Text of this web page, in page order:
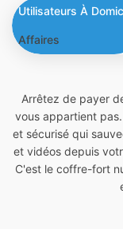
Utilisateurs À
Affaires
Arrêtez de payer
vous appartient
et sécurisé qui
et vidéos depuis
C'est le coffre-fort